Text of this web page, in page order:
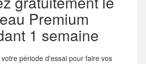
Premium
1 semaine
période d'essai pour faire vos